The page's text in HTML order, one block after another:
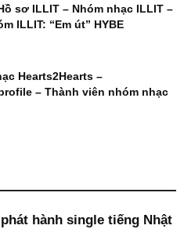
sơ ILLIT – Nhóm nhạc ILLIT –
ILLIT: “Em út” HYBE
Hearts2Hearts –
– Thành viên nhóm nhạc
hành single tiếng Nhật